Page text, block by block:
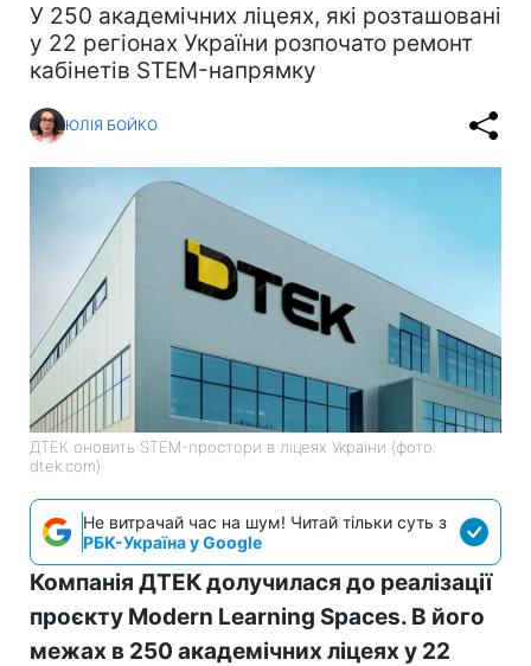
У 250 академічних ліцеях, які розташовані
у 22 регіонах України розпочато ремонт
кабінетів STEM-напрямку
ЮЛІЯ БОЙКО
ДТЕК оновить STEM-простори в ліцеях України (фото:
dtek.com)
Не витрачай час на шум! Читай тільки суть з
РБК-Україна у Google
Компанія ДТЕК долучилася до реалізації
проєкту Modern Learning Spaces. В його
межах в 250 академічних ліцеях у 22